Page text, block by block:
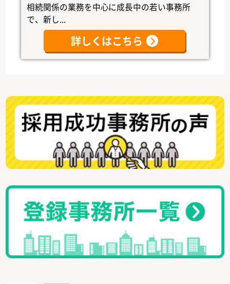
相続関係の業務を中心に成長中の若い事務所
で、新し...
詳しくはこちら